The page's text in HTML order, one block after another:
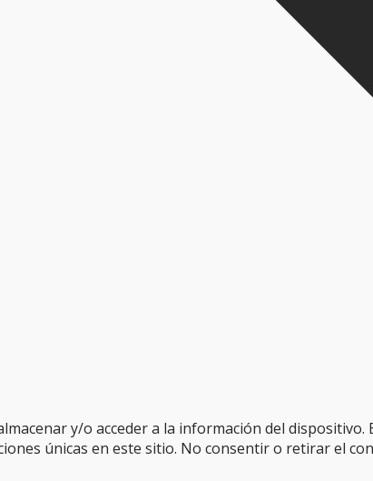
y/o acceder a la información del
únicas en este sitio. No consentir o retirar el